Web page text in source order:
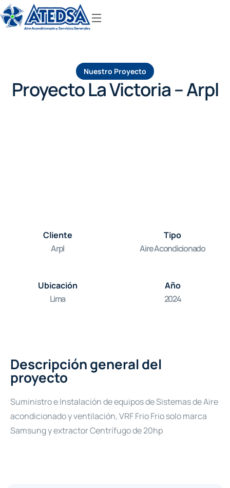
Nuestro Proyecto
Proyecto La Victoria – Arpl
Cliente
Arpl
Tipo
Aire Acondicionado
Ubicación
Lima
Año
2024
Descripción general del
proyecto
Suministro e Instalación de equipos de Sistemas de Aire
acondicionado y ventilación, VRF Frio Frio solo marca
Samsung y extractor Centrífugo de 20hp